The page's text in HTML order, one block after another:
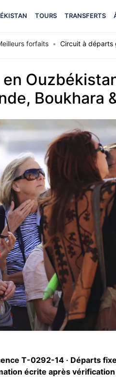
TOURS TRANSFERTS
forfaits Circuit à départs
Boukhara
T-0292-14 · Départs
écrite après